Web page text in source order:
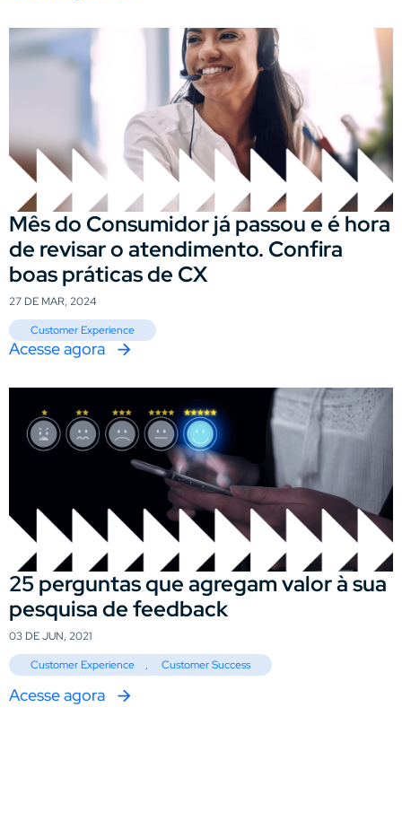
Mês do Consumidor já passou e é hora
de revisar o atendimento. Confira
boas práticas de CX
27 DE MAR, 2024
Customer Experience
Acesse agora
25 perguntas que agregam valor à sua
pesquisa de feedback
03 DE JUN, 2021
Customer Experience
, Customer Success
Acesse agora